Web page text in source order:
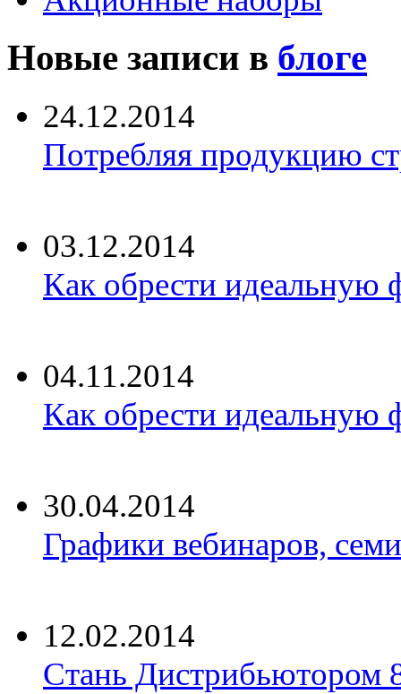
Новые записи в блоге
24.12.2014
Потребляя продукцию
03.12.2014
Как обрести идеальную
04.11.2014
Как обрести идеальную
30.04.2014
Графики вебинаров,
12.02.2014
Стань Дистрибьютором